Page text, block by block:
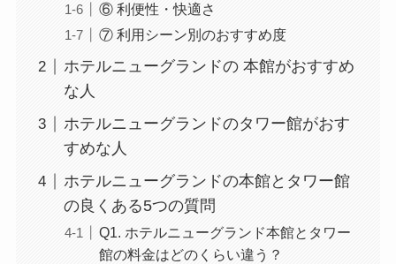
⑥ 利便性・快適さ
⑦ 利用シーン別のおすすめ度
ホテルニューグランドの 本館がおすすめ
な人
ホテルニューグランドのタワー館がおす
すめな人
ホテルニューグランドの本館とタワー館
の良くある5つの質問
Q1. ホテルニューグランド本館とタワー
館の料金はどのくらい違う？